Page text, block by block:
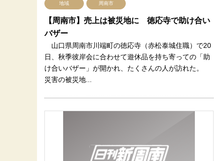
地域 周南市
【周南市】売上は被災地に 徳応寺で助け合い
バザー
山口県周南市川端町の徳応寺（赤松泰城住職）で20
日、秋季彼岸会に合わせて遊休品を持ち寄っての「助
け合いバザー」が開かれ、たくさんの人が訪れた。
災害の被災地...